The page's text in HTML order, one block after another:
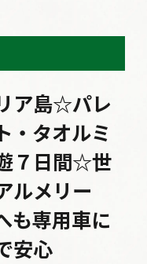
ア島☆パレ
・タオルミ
７日間☆世
ルメリー
も専用車に
安心